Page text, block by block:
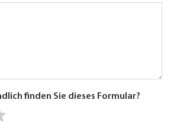
finden Sie dieses Formular?